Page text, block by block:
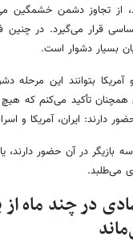
از تجاوز دشمن خشمگین
قرار می‌گیرد. در چنین
بسیار دشوار است.
آمریکا بتوانند این مرحله
همچنان تأکید می‌کنم که هیچ
دارند: ایران، آمریکا و
بازیگر در آن حضور
می‌طلبد.
در چند ماه